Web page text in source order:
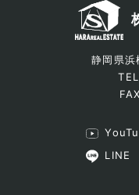
静岡県
LINE